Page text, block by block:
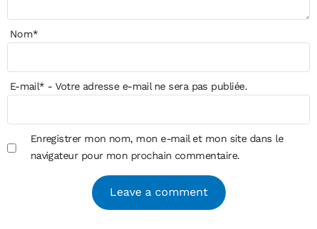
Nom*
E-mail*- Votre adresse e-mail ne sera pas publiée.
Enregistrer mon nom, mon e-mail et mon site dans le
navigateur pour mon prochain commentaire.